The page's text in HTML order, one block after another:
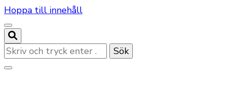
Hoppa till innehåll
Letar
du
efter